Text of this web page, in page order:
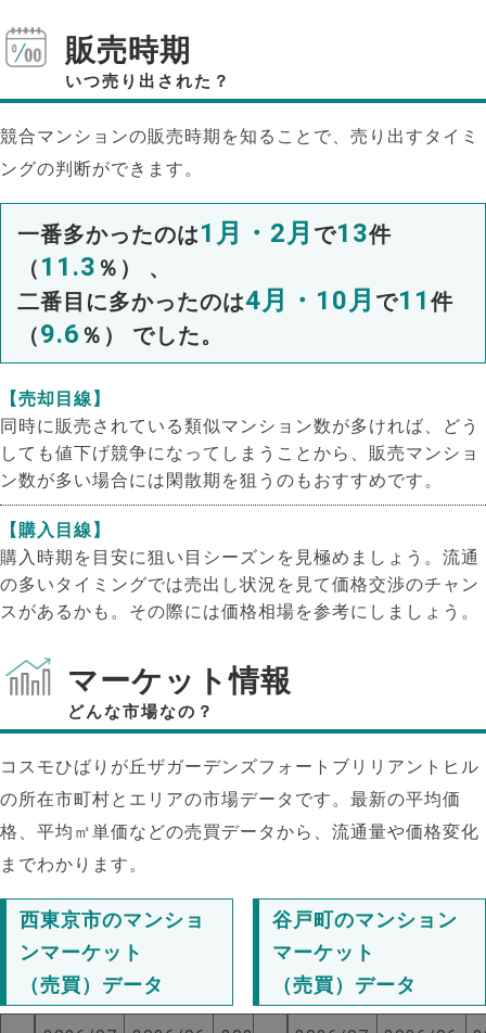
NEW!
NEW!
販売時期
いつ売り出された？
競合マンションの販売時期を知ることで、売り出すタイミ
ングの判断ができます。
一番多かったのは1月・2月 で13件
（ 11.3 ％） 、
二番目に多かったのは4月・10月 で11 件
（9.6 ％） でした。
【売却目線】
同時に販売されている類似マンション数が多ければ、どう
しても値下げ競争になってしまうことから、販売マンショ
ン数が多い場合には閑散期を狙うのもおすすめです。
【購入目線】
購入時期を目安に狙い目シーズンを見極めましょう。流通
の多いタイミングでは売出し状況を見て価格交渉のチャン
スがあるかも。その際には価格相場を参考にしましょう。
マーケット情報
どんな市場なの？
コスモひばりが丘ザガーデンズフォートブリリアントヒル
の所在市町村とエリアの市場データです。最新の平均価
格、平均㎡単価などの売買データから、流通量や価格変化
までわかります。
西東京市のマンショ
ンマーケット
（売買）データ
谷戸町のマンション
マーケット
（売買）データ